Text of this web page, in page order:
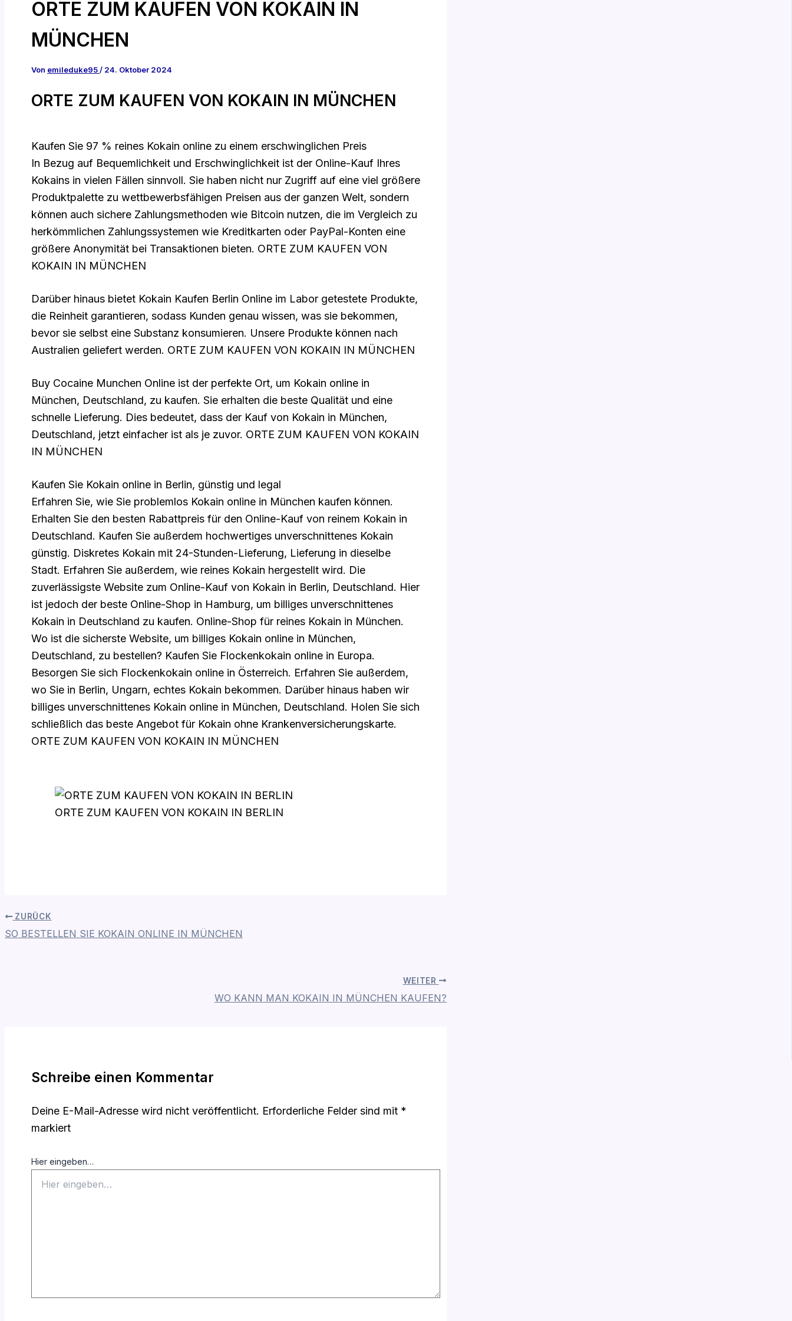
ORTE ZUM KAUFEN VON KOKAIN IN
MÜNCHEN
Von emileduke95/ 24. Oktober 2024
ORTE ZUM KAUFEN VON KOKAIN IN MÜNCHEN
Kaufen Sie 97 % reines Kokain online zu einem erschwinglichen Preis
In Bezug auf Bequemlichkeit und Erschwinglichkeit ist der Online-Kauf Ihres
Kokains in vielen Fällen sinnvoll. Sie haben nicht nur Zugriff auf eine viel größere
Produktpalette zu wettbewerbsfähigen Preisen aus der ganzen Welt, sondern
können auch sichere Zahlungsmethoden wie Bitcoin nutzen, die im Vergleich zu
herkömmlichen Zahlungssystemen wie Kreditkarten oder PayPal-Konten eine
größere Anonymität bei Transaktionen bieten. ORTE ZUM KAUFEN VON
KOKAIN IN MÜNCHEN
Darüber hinaus bietet Kokain Kaufen Berlin Online im Labor getestete Produkte,
die Reinheit garantieren, sodass Kunden genau wissen, was sie bekommen,
bevor sie selbst eine Substanz konsumieren. Unsere Produkte können nach
Australien geliefert werden. ORTE ZUM KAUFEN VON KOKAIN IN MÜNCHEN
Buy Cocaine Munchen Online ist der perfekte Ort, um Kokain online in
München, Deutschland, zu kaufen. Sie erhalten die beste Qualität und eine
schnelle Lieferung. Dies bedeutet, dass der Kauf von Kokain in München,
Deutschland, jetzt einfacher ist als je zuvor. ORTE ZUM KAUFEN VON KOKAIN
IN MÜNCHEN
Kaufen Sie Kokain online in Berlin, günstig und legal
Erfahren Sie, wie Sie problemlos Kokain online in München kaufen können.
Erhalten Sie den besten Rabattpreis für den Online-Kauf von reinem Kokain in
Deutschland. Kaufen Sie außerdem hochwertiges unverschnittenes Kokain
günstig. Diskretes Kokain mit 24-Stunden-Lieferung, Lieferung in dieselbe
Stadt. Erfahren Sie außerdem, wie reines Kokain hergestellt wird. Die
zuverlässigste Website zum Online-Kauf von Kokain in Berlin, Deutschland. Hier
ist jedoch der beste Online-Shop in Hamburg, um billiges unverschnittenes
Kokain in Deutschland zu kaufen. Online-Shop für reines Kokain in München.
Wo ist die sicherste Website, um billiges Kokain online in München,
Deutschland, zu bestellen? Kaufen Sie Flockenkokain online in Europa.
Besorgen Sie sich Flockenkokain online in Österreich. Erfahren Sie außerdem,
wo Sie in Berlin, Ungarn, echtes Kokain bekommen. Darüber hinaus haben wir
billiges unverschnittenes Kokain online in München, Deutschland. Holen Sie sich
schließlich das beste Angebot für Kokain ohne Krankenversicherungskarte.
ORTE ZUM KAUFEN VON KOKAIN IN MÜNCHEN
ORTE ZUM KAUFEN VON KOKAIN IN BERLIN
ZURÜCK
SO BESTELLEN SIE KOKAIN ONLINE IN MÜNCHEN
WEITER
WO KANN MAN KOKAIN IN MÜNCHEN KAUFEN?
Schreibe einen Kommentar
Deine E-Mail-Adresse wird nicht veröffentlicht. Erforderliche Felder sind mit *
markiert
Hier eingeben…